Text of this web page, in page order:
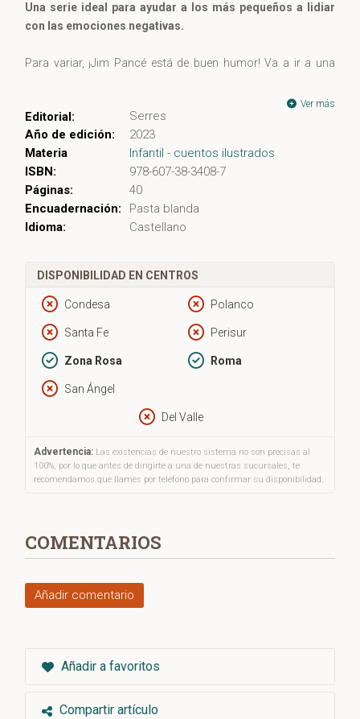
Una serie ideal para ayudar a los más pequeños a lidiar
con las emociones negativas.
Para variar, ¡Jim Pancé está de buen humor! Va a ir a una
Norman. A Jim no podía hacerle más ilusión todo lo que ha
planeado su familia: irán a buscar termitas, pescarán
mangos y contarán historias de terror. ¡Jim se muere de
ganas de pasarse TODA LA NOCHE DESPIERTO!
Pero ¿qué pasa cuando aparece su hermano «pequeño»?
Ver más
Editorial:
Serres
Año de edición:
2023
Materia
Infantil - cuentos ilustrados
ISBN:
978-607-38-3408-7
Páginas:
40
Encuadernación:
Pasta blanda
Idioma:
Castellano
DISPONIBILIDAD EN CENTROS
Condesa Polanco
Santa Fe Perisur
Zona Rosa Roma
San Ángel
Del Valle
Advertencia: Las existencias de nuestro sistema no son precisas al
100%, por lo que antes de dirigirte a una de nuestras sucursales, te
recomendamos que llames por teléfono para confirmar su disponibilidad.
COMENTARIOS
Añadir comentario
Añadir a favoritos
Compartir artículo